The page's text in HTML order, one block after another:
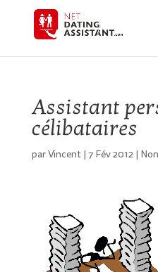
Assistant
célibataires
parVincent| 7 Fév 2012|